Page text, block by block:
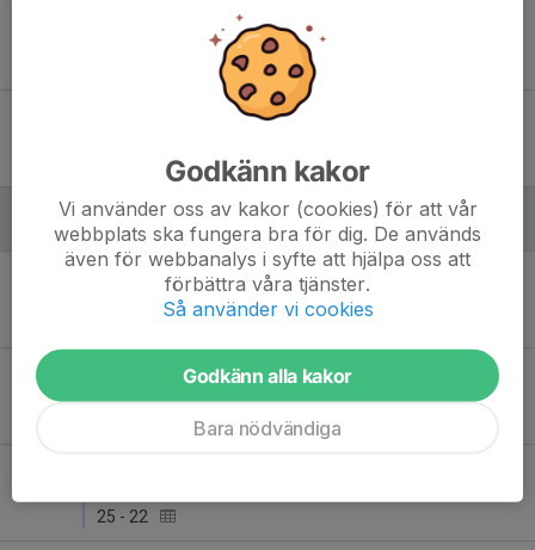
Bollstanäs SK 2 - Hammarby IF HF 2
Smedsgärds Sporthall
IK Bolton - Hammarby IF HF 3
Januari - 2022
Täby HBK - Hammarby IF HF
Tibblehallen CC
Sön 16
17:50
Hammarby IF HF 3 - Årsta AIK HF 2
25 - 22
Godkänn kakor
Vi använder oss av kakor (cookies) för att vår
webbplats ska fungera bra för dig. De används
även för webbanalys i syfte att hjälpa oss att
förbättra våra tjänster.
Så använder vi cookies
Godkänn alla kakor
Bara nödvändiga